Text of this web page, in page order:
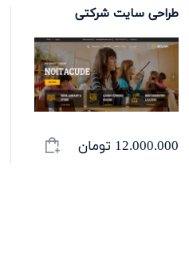
طراحی سایت شرکتی
12.000.000 تومان